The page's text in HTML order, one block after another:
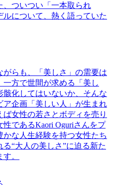
、ついつい「一本取られ
について、熱く語っていた
がらも、「美しさ」の需要は
方で世間が求める「美し
骸化してはいないか、そんな
ア企画「美しい人」が生まれ
ば女性の若さとボディを売り
であるKaori Oguriさんをプ
かな人生経験を持つ女性たち
“大人の美しさ”に迫る新た
。